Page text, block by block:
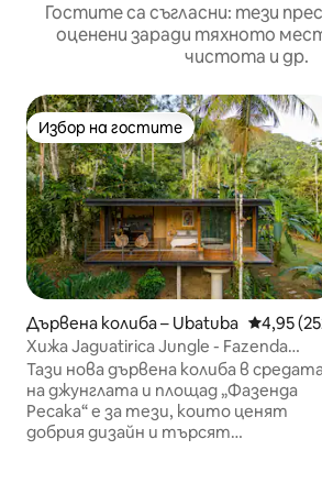
Гостите са съгласни: тези
оценени заради тяхното
чистота и др.
Избор на гостите
Избор на гостите
Дървена колиба – Ubatuba Средна
4,95
Хижа Jaguatirica Jungle - Fazenda
Ressaca
Тази нова дървена колиба в
на джунглата и площад „Фазенда
Ресака“ е за тези, които ценят
добрия дизайн и търсят